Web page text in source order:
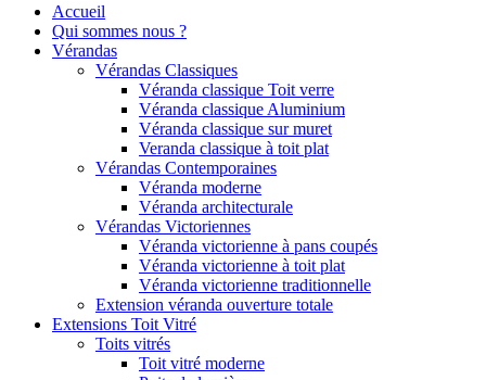
Accueil
Qui sommes nous ?
Vérandas
Vérandas Classiques
Véranda classique Toit verre
Véranda classique Aluminium
Véranda classique sur muret
Veranda classique à toit plat
Vérandas Contemporaines
Véranda moderne
Véranda architecturale
Vérandas Victoriennes
Véranda victorienne à pans coupés
Véranda victorienne à toit plat
Véranda victorienne traditionnelle
Extension véranda ouverture totale
Extensions Toit Vitré
Toits vitrés
Toit vitré moderne